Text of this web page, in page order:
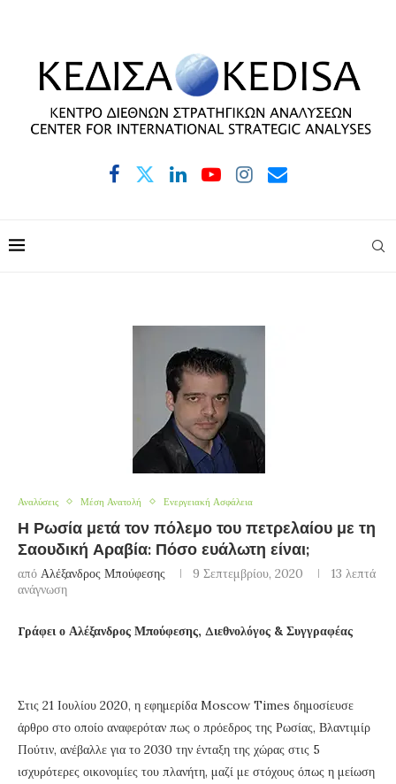
Αναλύσεις Μέση Ανατολή Ενεργειακή Ασφάλεια
Η Ρωσία μετά τον πόλεμο του πετρελαίου με τη
Σαουδική Αραβία: Πόσο ευάλωτη είναι;
από Αλέξανδρος Μπούφεσης 9 Σεπτεμβρίου, 2020
13 λεπτά
ανάγνωση
Γράφει ο Αλέξανδρος Μπούφεσης, Διεθνολόγος & Συγγραφέας
Στις 21 Ιουλίου 2020, η εφημερίδα Moscow Times δημοσίευσε
άρθρο στο οποίο αναφερόταν πως ο πρόεδρος της Ρωσίας, Βλαντιμίρ
Πούτιν, ανέβαλλε για το 2030 την ένταξη της χώρας στις 5
ισχυρότερες οικονομίες του πλανήτη, μαζί με στόχους όπως η μείωση